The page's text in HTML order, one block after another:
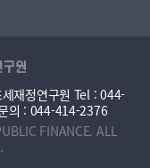
재정연구원 Tel : 044-
의 : 044-414-2376
FINANCE. ALL